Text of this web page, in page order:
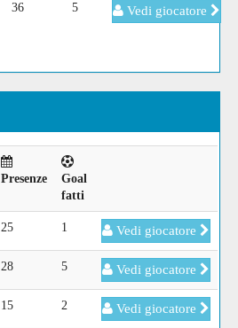
36 5 Vedi giocatore
Presenze
Goal
fatti
25 1 Vedi giocatore
28 5 Vedi giocatore
15 2 Vedi giocatore